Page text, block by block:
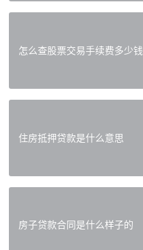
怎么查股票交易手续费多少钱
住房抵押贷款是什么意思
房子贷款合同是什么样子的